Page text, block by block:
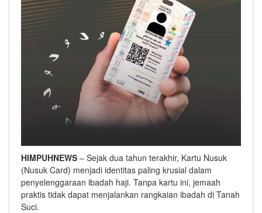
HIMPUHNEWS – Sejak dua tahun terakhir, Kartu Nusuk
(Nusuk Card) menjadi identitas paling krusial dalam
penyelenggaraan ibadah haji. Tanpa kartu ini, jemaah
praktis tidak dapat menjalankan rangkaian ibadah di Tanah
Suci.